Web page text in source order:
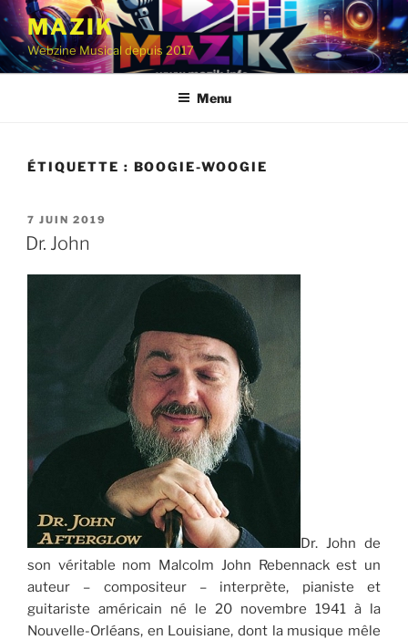
Aller
contenu
principal
MAZIK
Webzine Musical depuis 2017
Menu
ÉTIQUETTE : BOOGIE-WOOGIE
PUBLIÉ
LE
7 JUIN 2019
Dr. John
Dr. John de
son véritable nom Malcolm John Rebennack est un
auteur – compositeur – interprète, pianiste et
guitariste américain né le 20 novembre 1941 à la
Nouvelle-Orléans, en Louisiane, dont la musique mêle